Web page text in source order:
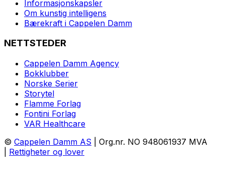
Informasjonskapsler
Om kunstig intelligens
Bærekraft i Cappelen Damm
NETTSTEDER
Cappelen Damm Agency
Bokklubber
Norske Serier
Storytel
Flamme Forlag
Fontini Forlag
VAR Healthcare
© Cappelen Damm AS | Org.nr. NO 948061937 MVA
Rettigheter og lover